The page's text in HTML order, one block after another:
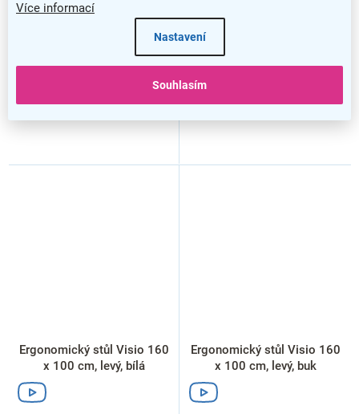
Více informací
Nastavení
Souhlasím
Ergonomický stůl Visio 160
x 100 cm, levý, bílá
Ergonomický stůl Visio 160
x 100 cm, levý, buk